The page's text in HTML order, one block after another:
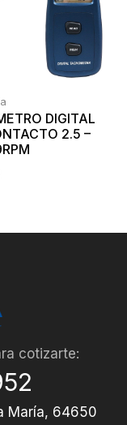
DIGITAL
2.5 –
cotizarte:
María, 64650